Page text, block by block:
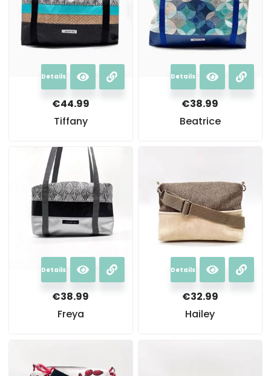
Details
€44.99
Tiffany
Details
€38.99
Beatrice
Details
€38.99
Freya
Details
€32.99
Hailey